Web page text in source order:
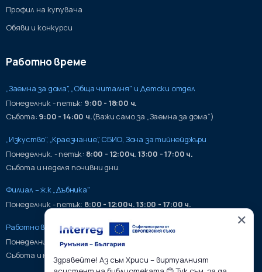
Профил на купувача
Обяви и конкурси
Работно време
„Заемна за дома", „Обща читалня" и Детски отдел
Понеделник - петък: 9:00 - 18:00 ч.
Събота: 9:00 - 14:00 ч.(Важи само за „Заемна за дома“)
„Изкуство", „Краезнание", СБИО, Зона за тийнейджъри
Понеделник. - петък: 8:00 - 12:00ч. 13:00 - 17:00 ч.
Събота и неделя почивни дни.
Филиал – ж.к „Дъбника"
Понеделник - петък: 8:00 - 12:00ч. 13:00 - 17:00 ч.
Работно време на хранилища:
Понеделник - петък:9:00 - 17:00ч.
Събота и неделя почивни дни.
✕
Здравейте! Аз съм Хриси – виртуалният